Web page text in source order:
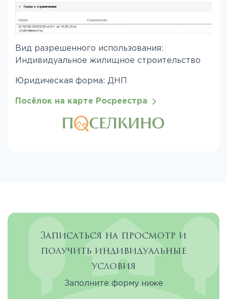
Вид разрешенного использования:
Индивидуальное жилищное строительство
Юридическая форма: ДНП
Посёлок на карте Росреестра
Записаться на просмотр и
получить индивидуальные
условия
Заполните форму ниже